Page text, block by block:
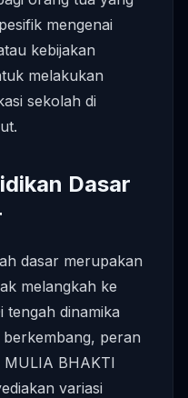
mengenai
kebijakan
melakukan
sekolah di
Dasar
dasar merupakan
melangkah ke
tengah dinamika
peran
MULIA BHAKTI
variasi